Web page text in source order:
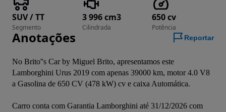
SUV / TT
Segmento
3 996 cm3
Cilindrada
650 cv
Potência
Anotações Reportar
No Brito''s Car by Miguel Brito, apresentamos este
Lamborghini Urus 2019 com apenas 39000 km, motor 4.0 V8
a Gasolina de 650 CV (478 kW) cv e caixa Automática.
Carro conta com Garantia Lamborghini até 31/12/2026 com